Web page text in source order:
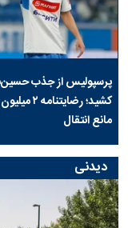
پرسپولیس از جذب
کشید؛
مانع انتقال
دیدنی